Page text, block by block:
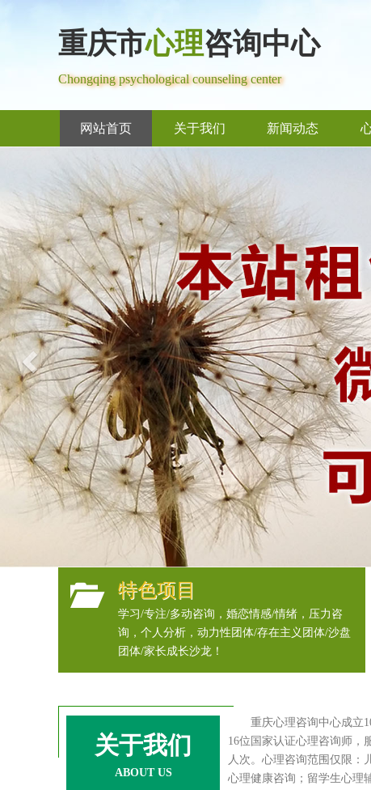
重庆市心理咨询中心
Chongqing psychological counseling center
网站首页 关于我们 新闻动态
特色项目
学习/专注/多动咨询，婚恋情感/情绪，压力咨
询，个人分析，动力性团体/存在主义团体/沙盘
团体/家长成长沙龙！
关于我们
ABOUT US
重庆心理咨询中心成立
16位国家认证心理咨询师，
人次。心理咨询范围仅限：
心理健康咨询；留学生心理